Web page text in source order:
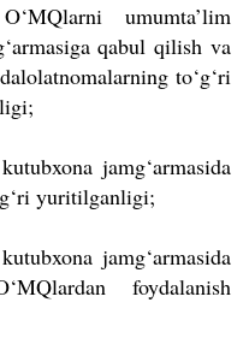
umumta’lim
qabul qilish va
to‘g‘ri
jamg‘armasida
yuritilganligi;
jamg‘armasida
foydalanish